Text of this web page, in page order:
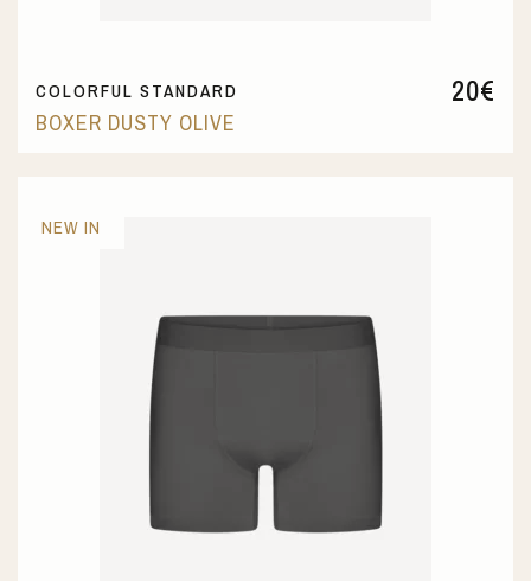
20€
COLORFUL STANDARD
BOXER DUSTY OLIVE
NEW IN